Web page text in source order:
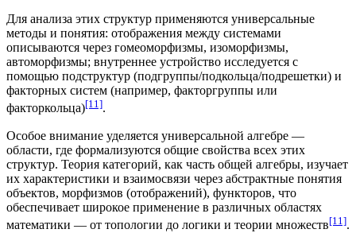
Для анализа этих структур применяются универсальные
методы и понятия: отображения между системами
описываются через гомеоморфизмы, изоморфизмы,
автоморфизмы; внутреннее устройство исследуется с
помощью подструктур (подгруппы/подкольца/подрешетки) и
факторных систем (например, факторгруппы или
факторкольца)[11].
Особое внимание уделяется универсальной алгебре —
области, где формализуются общие свойства всех этих
структур. Теория категорий, как часть общей алгебры, изучает
их характеристики и взаимосвязи через абстрактные понятия
объектов, морфизмов (отображений), функторов, что
обеспечивает широкое применение в различных областях
математики — от топологии до логики и теории множеств[11].